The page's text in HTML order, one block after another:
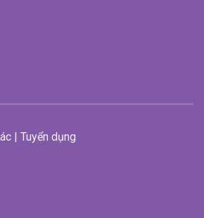
| Tuyển dụng